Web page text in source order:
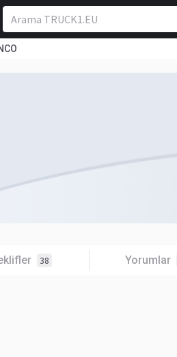
38 Yorumlar